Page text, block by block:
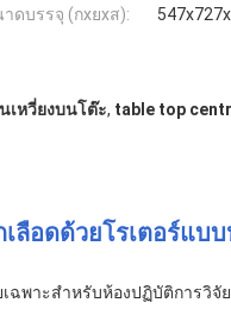
ดบรรจุ (กxยxส):
เหวี่ยงบนโต๊ะ, table top
เลือดด้วยโรเตอร์แบ
ฉพาะสำหรับห้องปฏิบัติการวิ